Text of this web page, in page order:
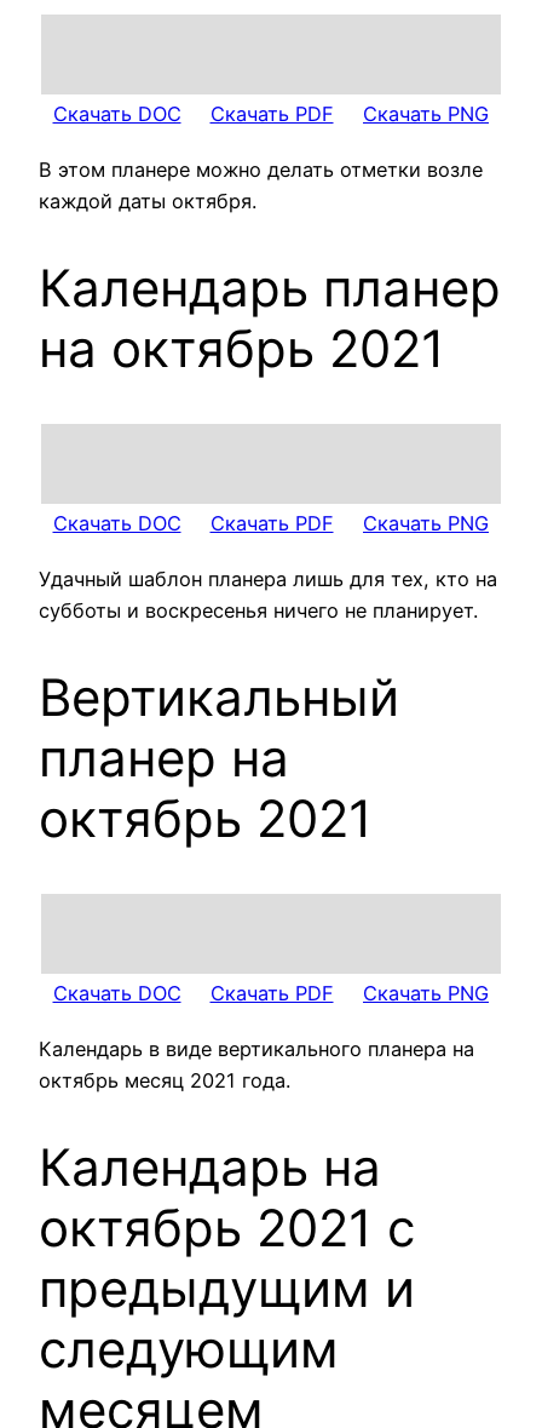
Скачать DOC Скачать PDF Скачать PNG
В этом планере можно делать отметки возле
каждой даты октября.
Календарь планер
на октябрь 2021
Скачать DOC Скачать PDF Скачать PNG
Удачный шаблон планера лишь для тех, кто на
субботы и воскресенья ничего не планирует.
Вертикальный
планер на
октябрь 2021
Скачать DOC Скачать PDF Скачать PNG
Календарь в виде вертикального планера на
октябрь месяц 2021 года.
Календарь на
октябрь 2021 с
предыдущим и
следующим
месяцем